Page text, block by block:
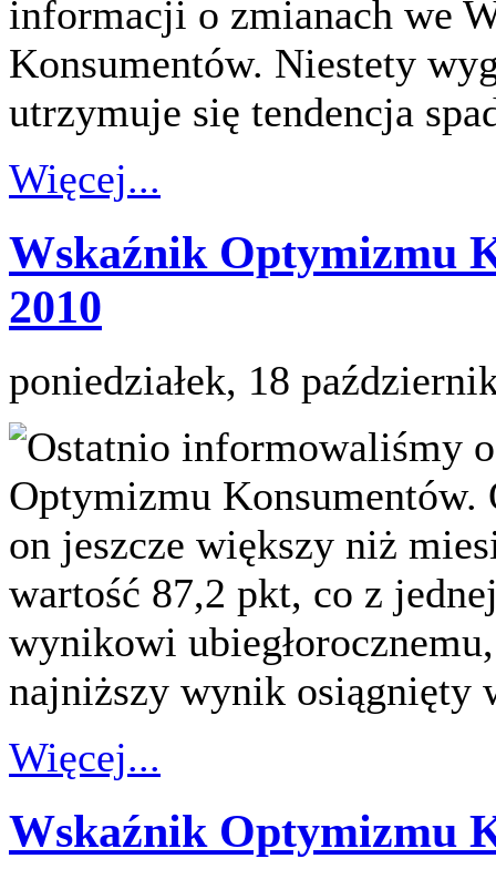
informacji o zmianach we
Konsumentów. Niestety
utrzymuje się tendencja
Więcej...
Wskaźnik Optymizmu
2010
poniedziałek, 18
Ostatnio informowaliśmy
Optymizmu Konsumentów.
on jeszcze większy niż
wartość 87,2 pkt, co z
wynikowi
najniższy wynik osiągnięty
Więcej...
Wskaźnik Optymizmu